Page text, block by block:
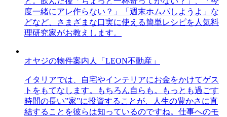
度一緒にアレ作らない？」「週末ホムパしようよ」な
どなど、さまざまな口実に使える簡単レシピを人気料
理研究家がお教えします。
オヤジの物件案内人「LEON不動産」
イタリアでは、自宅やインテリアにお金をかけてゲス
トをもてなします。もちろん自らも。もっとも過ごす
時間の長い”家”に投資することが、人生の豊かさに直
結することを彼らは知っているのですね。仕事へのモ